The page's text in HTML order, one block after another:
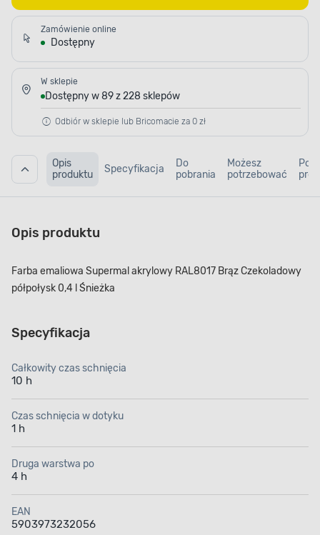
Zamówienie online
Dostępny
W sklepie
Dostępny w 89 z 228 sklepów
Odbiór w sklepie lub Bricomacie za 0 zł
Opis
produktu
Specyfikacja
Do
pobrania
Możesz
potrzebować
Opis produktu
Farba emaliowa Supermal akrylowy RAL8017 Brąz Czekoladowy
półpołysk 0,4 l Śnieżka
Specyfikacja
Całkowity czas schnięcia
10 h
Czas schnięcia w dotyku
1 h
Druga warstwa po
4 h
EAN
5903973232056